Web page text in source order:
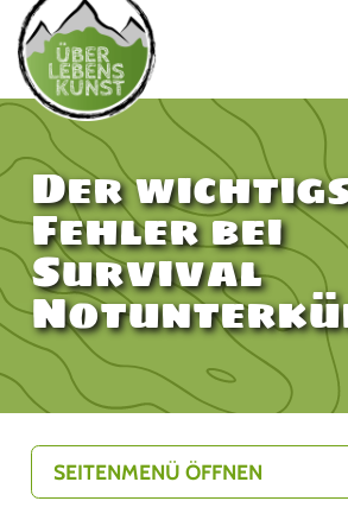
Der
Fehler bei
Survival
SEITENMENÜ ÖFFNEN